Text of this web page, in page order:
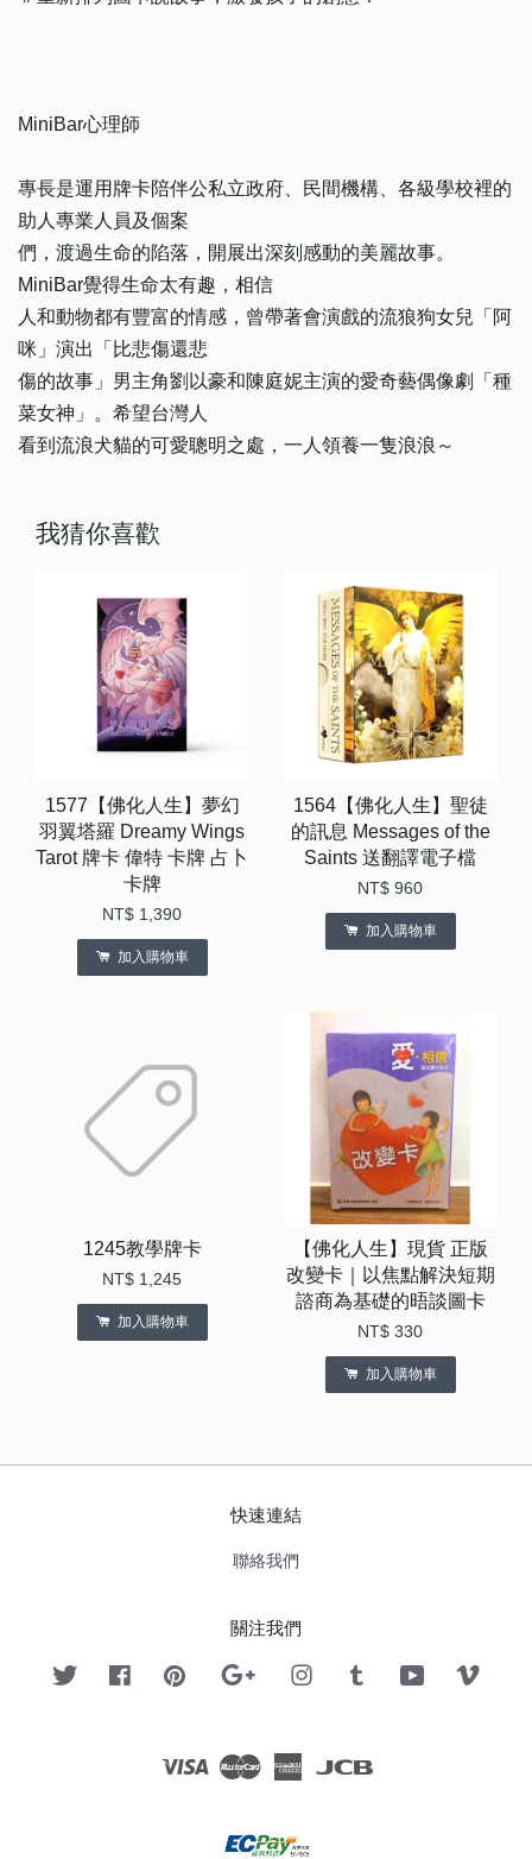
MiniBar心理師
專長是運用牌卡陪伴公私立政府、民間機構、各級學校裡的
助人專業人員及個案
們，渡過生命的陷落，開展出深刻感動的美麗故事。
MiniBar覺得生命太有趣，相信
人和動物都有豐富的情感，曾帶著會演戲的流狼狗女兒「阿
咪」演出「比悲傷還悲
傷的故事」男主角劉以豪和陳庭妮主演的愛奇藝偶像劇「種
菜女神」。希望台灣人
看到流浪犬貓的可愛聰明之處，一人領養一隻浪浪～
我猜你喜歡
1577【佛化人生】夢幻
羽翼塔羅 Dreamy Wings
Tarot 牌卡 偉特 卡牌 占卜
卡牌
NT$ 1,390
加入購物車
1564【佛化人生】聖徒
的訊息 Messages of the
Saints 送翻譯電子檔
NT$ 960
加入購物車
1245教學牌卡
NT$ 1,245
加入購物車
【佛化人生】現貨 正版
改變卡｜以焦點解決短期
諮商為基礎的晤談圖卡
NT$ 330
加入購物車
快速連結
聯絡我們
關注我們
Twitter FacebookPinterest Google InstagramTumblr YouTube
Visa Master American